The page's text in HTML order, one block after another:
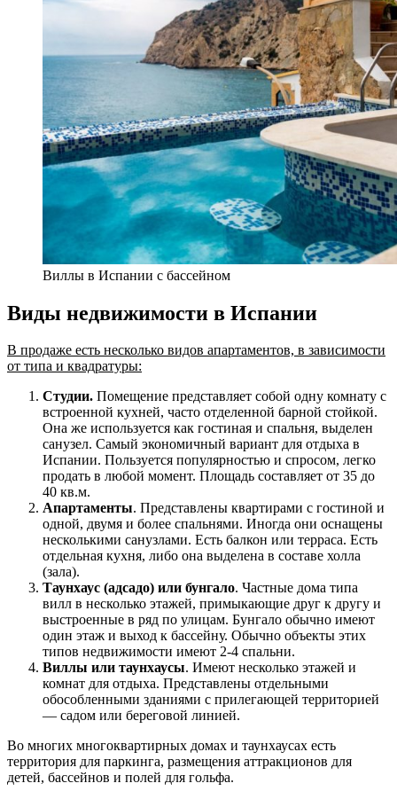
Виллы в Испании с бассейном
Виды недвижимости в Испании
В продаже есть несколько видов апартаментов, в зависимости
от типа и квадратуры:
Студии. Помещение представляет собой одну комнату с
встроенной кухней, часто отделенной барной стойкой.
Она же используется как гостиная и спальня, выделен
санузел. Самый экономичный вариант для отдыха в
Испании. Пользуется популярностью и спросом, легко
продать в любой момент. Площадь составляет от 35 до
40 кв.м.
Апартаменты. Представлены квартирами с гостиной и
одной, двумя и более спальнями. Иногда они оснащены
несколькими санузлами. Есть балкон или терраса. Есть
отдельная кухня, либо она выделена в составе холла
(зала).
Таунхаус (адсадо) или бунгало. Частные дома типа
вилл в несколько этажей, примыкающие друг к другу и
выстроенные в ряд по улицам. Бунгало обычно имеют
один этаж и выход к бассейну. Обычно объекты этих
типов недвижимости имеют 2-4 спальни.
Виллы или таунхаусы. Имеют несколько этажей и
комнат для отдыха. Представлены отдельными
обособленными зданиями с прилегающей территорией
— садом или береговой линией.
Во многих многоквартирных домах и таунхаусах есть
территория для паркинга, размещения аттракционов для
детей, бассейнов и полей для гольфа.